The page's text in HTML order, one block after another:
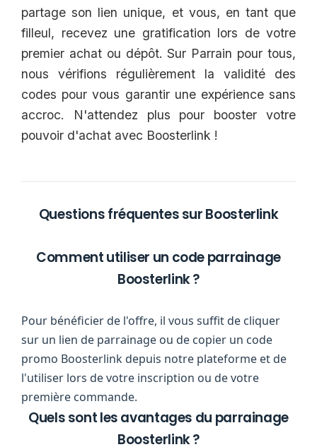
partage son lien unique, et vous, en tant que
filleul, recevez une gratification lors de votre
premier achat ou dépôt. Sur Parrain pour tous,
nous vérifions régulièrement la validité des
codes pour vous garantir une expérience sans
accroc. N'attendez plus pour booster votre
pouvoir d'achat avec Boosterlink !
Questions fréquentes sur Boosterlink
Comment utiliser un code parrainage
Boosterlink ?
Pour bénéficier de l'offre, il vous suffit de cliquer
sur un lien de parrainage ou de copier un code
promo Boosterlink depuis notre plateforme et de
l'utiliser lors de votre inscription ou de votre
première commande.
Quels sont les avantages du parrainage
Boosterlink ?